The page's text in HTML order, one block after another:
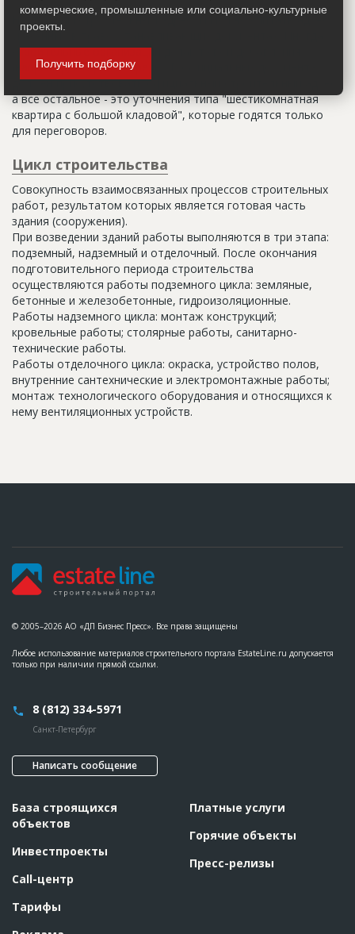
Настоящим строительным адресом можно считать адрес,
указанный в правоустанавливающих документах. Иногда
строительные организации делают свои добавления
(например, вторая очередь). В официальных документах
должен присутствовать официальный строительный адрес,
а все остальное - это уточнения типа "шестикомнатная
квартира с большой кладовой", которые годятся только
для переговоров.
Цикл строительства
Совокупность взаимосвязанных процессов строительных
работ, результатом которых является готовая часть
здания (сооружения).
При возведении зданий работы выполняются в три этапа:
подземный, надземный и отделочный. После окончания
подготовительного периода строительства
осуществляются работы подземного цикла: земляные,
бетонные и железобетонные, гидроизоляционные.
Работы надземного цикла: монтаж конструкций;
кровельные работы; столярные работы, санитарно-
технические работы.
Работы отделочного цикла: окраска, устройство полов,
внутренние сантехнические и электромонтажные работы;
монтаж технологического оборудования и относящихся к
нему вентиляционных устройств.
© 2005–2026 АО «ДП Бизнес Пресс». Все права защищены
Любое использование материалов строительного портала EstateLine.ru допускается
только при наличии прямой ссылки.
8 (812) 334-5971
Санкт-Петербург
Написать сообщение
База строящихся
объектов
Инвестпроекты
Call-центр
Тарифы
Платные услуги
Горячие объекты
Пресс-релизы
коммерческие, промышленные или социально-культурные
проекты.
Получить подборку